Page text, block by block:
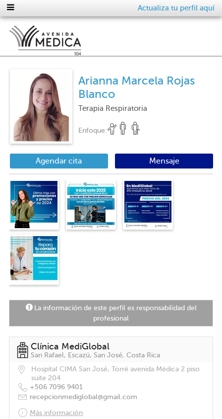
Actualiza tu perfil aquí
Arianna Marcela Rojas
Blanco
Terapia Respiratoria
Enfoque:
Agendar cita Mensaje
La información de este perfil es responsabilidad del
profesional
Clínica MediGlobal
San Rafael, Escazú, San José, Costa Rica
Hospital CIMA San José, Torré avenida Médica 2 piso
suite 204
+506 7096 9401
recepcionmediglobal@gmail.com
Más información